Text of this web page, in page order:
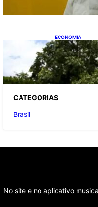
ECONOMIA
Receita
reforma
Simples
CATEGORIAS
Brasil
No site e no aplicativo